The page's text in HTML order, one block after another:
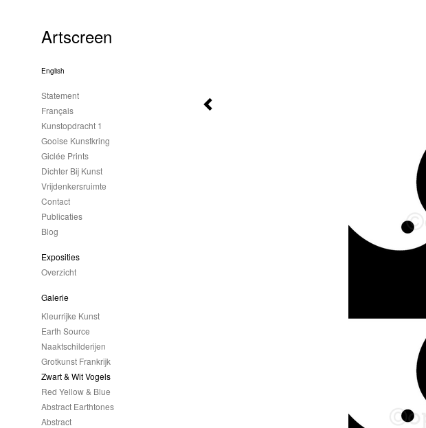
Artscreen
English
Statement
Français
Kunstopdracht 1
Gooise Kunstkring
Giclée Prints
Dichter Bij Kunst
Vrijdenkersruimte
Contact
Publicaties
Blog
Exposities
Overzicht
Galerie
Kleurrijke Kunst
Earth Source
Naaktschilderijen
Grotkunst Frankrijk
Zwart & Wit Vogels
Red Yellow & Blue
Abstract Earthtones
Abstract